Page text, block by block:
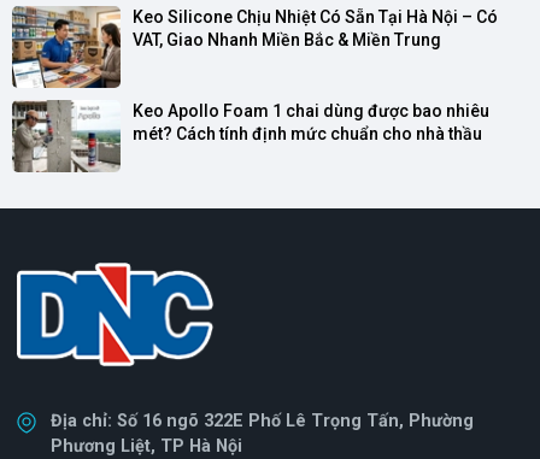
Keo Silicone Chịu Nhiệt Có Sẵn Tại Hà Nội – Có
VAT, Giao Nhanh Miền Bắc & Miền Trung
Keo Apollo Foam 1 chai dùng được bao nhiêu
mét? Cách tính định mức chuẩn cho nhà thầu
Địa chỉ: Số 16 ngõ 322E Phố Lê Trọng Tấn, Phường
Phương Liệt, TP Hà Nội